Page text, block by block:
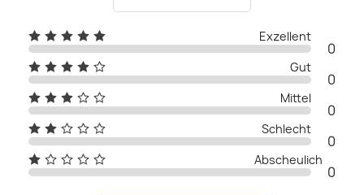
Exzellent
0
Gut
0
Mittel
0
Schlecht
0
Abscheulich
0